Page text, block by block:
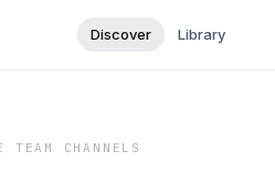
Discover Library
TEAM CHANNELS